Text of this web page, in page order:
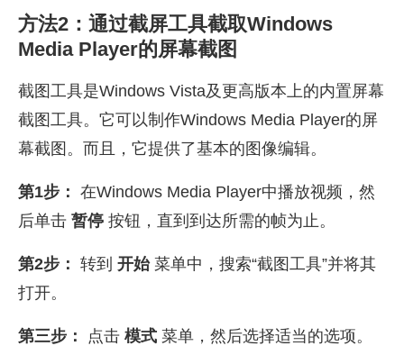
方法2：通过截屏工具截取Windows
Media Player的屏幕截图
截图工具是Windows Vista及更高版本上的内置屏幕
截图工具。它可以制作Windows Media Player的屏
幕截图。而且，它提供了基本的图像编辑。
第1步： 在Windows Media Player中播放视频，然
后单击 暂停 按钮，直到到达所需的帧为止。
第2步： 转到 开始菜单中，搜索“截图工具”并将其
打开。
第三步： 点击 模式 菜单，然后选择适当的选项。